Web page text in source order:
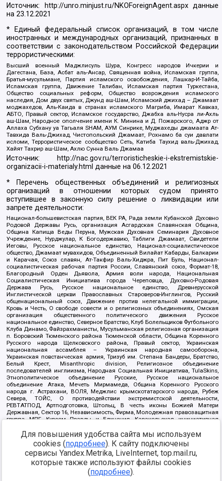
Источник: http://unro.minjust.ru/NKOForeignAgent.aspxданные
на23.12.2021
* Единый федеральный список организаций, в том числе
иностранных и международных организаций, признанных в
соответствии с законодательством Российской Федерации
террористическими:
Высший военный Маджлисуль Шура, Конгресс народов Ичкерии и
Дагестана, База, Асбат аль-Ансар, Священная война, Исламская группа,
Братья-мусульмане, Партия исламского освобождения, Лашкар-И-Тайба,
Исламская группа, Движение Талибан, Исламская партия Туркестана,
Общество социальных реформ, Общество возрождения исламского
наследия, Дом двух святых, Джунд аш-Шам, Исламский джихад – Джамаат
моджахедов, Аль-Каида в странах исламского Магриба, Имарат Кавказ,
АБТО, Правый сектор, Исламское государство, Джабха аль-Нусра ли-Ахль
аш-Шам, Народное ополчение имени К. Минина и Д. Пожарского, Аджр от
Аллаха Субхану уа Тагьаля SHAM, АУМ Синрике, Муджахеды джамаата Ат-
Тавхида Валь-Джихад, Чистопольский Джамаат, Рохнамо ба суи давлати
исломи, Террористическое сообщество Сеть, Катиба Таухид валь-Джихад,
Хайят Тахрир аш-Шам, Ахлю Сунна Валь Джамаа
Источник:
http://nac.gov.ru/terroristicheskie-i-ekstremistskie-
organizacii-i-materialy.html данные на06.12.2021
* Перечень общественных объединений и религиозных
организаций в отношении которых судом принято
вступившее в законную силу решение о ликвидации или
запрете деятельности:
Национал-большевистская партия, ВЕК РА, Рада земли Кубанской Духовно
Родовой Державы Русь, организация Асгардская Славянская Община,
Община Капища Веды Перуна, Мужская Духовная Семинария Духовное
Учреждение, Нурджулар, К Богодержавию, Таблиги Джамаат, Свидетели
Иеговы, Русское национальное единство, Национал-социалистическое
общество, Джамаат мувахидов, Объединенный Вилайат Кабарды, Балкарии
и Карачая, Союз славян, Ат-Такфир Валь-Хиджра, Пит Буль, Национал-
социалистическая рабочая партия России, Славянский союз, Формат-18,
Благородный Орден Дьявола, Армия воли народа, Национальная
Социалистическая Инициатива города Череповца, Духовно-Родовая
Держава Русь, Русское национальное единство, Древнерусской
Инглистической церкви Православных Староверов-Инглингов, Русский
общенациональный союз, Движение против нелегальной иммиграции,
Кровь и Честь, О свободе совести и о религиозных объединениях, Омская
организация общественного политического движения Русское
национальное единство, Северное Братство, Клуб Болельщиков Футбольного
Клуба Динамо, Файзрахманисты, Мусульманская религиозная организация
п. Боровский Тюменского района Тюменской области, Община Коренного
Русского народа Щелковского района, Правый сектор, Украинская
национальная ассамблея – Украинская народная самооборона,
Украинская повстанческая армия, Тризуб им. Степана Бандеры, Братство,
Белый Крест, Misanthropic division, Религиозное объединение
последователей инглиизма, Народная Социальная Инициатива, TulaSkins,
Этнополитическое объединение Русские, Русское национальное
объединение Атака, Мечеть Мирмамеда, Община Коренного Русского
народа г. Астрахани, ВОЛЯ, Меджлис крымскотатарского народа, Рубеж
Севера, ТОЙС, О противодействии экстремистской деятельности,
РЕВТАТПОД, Артподготовка, Штольц, В честь иконы Божией Матери
Державная, Сектор 16, Независимость, Фирма, Молодежная правозащитная
группа МПГ, Курсом Правды и Единения, Каракольская инициативная
Благотворительный пансионат Ак Умут, Русская республика Русь,
Арестантское уголовное единство, Башкорт, Нация и свобода, W.H.С., Фалунь
Дафа, Иртыш Ultras, Русский Патриотический клуб-Новокузнецк/РПК,
Сибирский державный союз, Фонд борьбы с коррупцией, Фонд защиты прав
граждан, Штабы Навального, Совет граждан СССР Прикубанского округа г.
https://minjust.gov.ru/ru/documents/7822/
Для повышения удобства сайта мы используем
cookies (подробнее). К сайту подключены
сервисы Yandex.Metrika, LiveInternet, top.mail.ru,
которые также используют файлы cookies
(подробнее).